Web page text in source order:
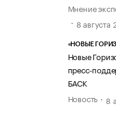
Мнение
8 августа
«НОВЫЕ
Новые
пресс-
БАСК
Новость
8